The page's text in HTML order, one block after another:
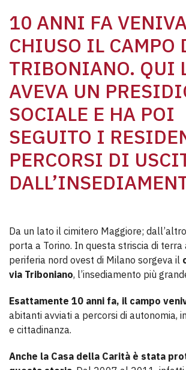
10 ANNI FA
CHIUSO IL CAMPO
TRIBONIANO. QUI
AVEVA UN
SOCIALE E HA POI
SEGUITO I
PERCORSI DI
Da un lato il cimitero Maggiore;
porta a Torino. In questa striscia di terra
periferia nord ovest di Milano sorgeva il
via Triboniano, l’insediamento più
Esattamente 10 anni fa, il campo
abitanti avviati a percorsi di autonomia,
e cittadinanza.
Anche la Casa della Carità è stata